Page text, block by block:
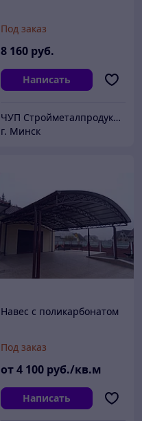
Под заказ
8 160 руб.
Написать
ЧУП Стройметалпродукция
г. Минск
Навес с поликарбонатом
Под заказ
от4 100 руб./кв.м
Написать